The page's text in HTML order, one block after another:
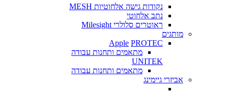
נקודות גישה אלחוטיות MESH
נתב אלחוטי
ראוטרים סלולרי Milesight
מותגים
Apple PROTEC
מתאמים ותחנות עבודה
UNITEK
מתאמים ותחנות עבודה
אביזרי גיימינג